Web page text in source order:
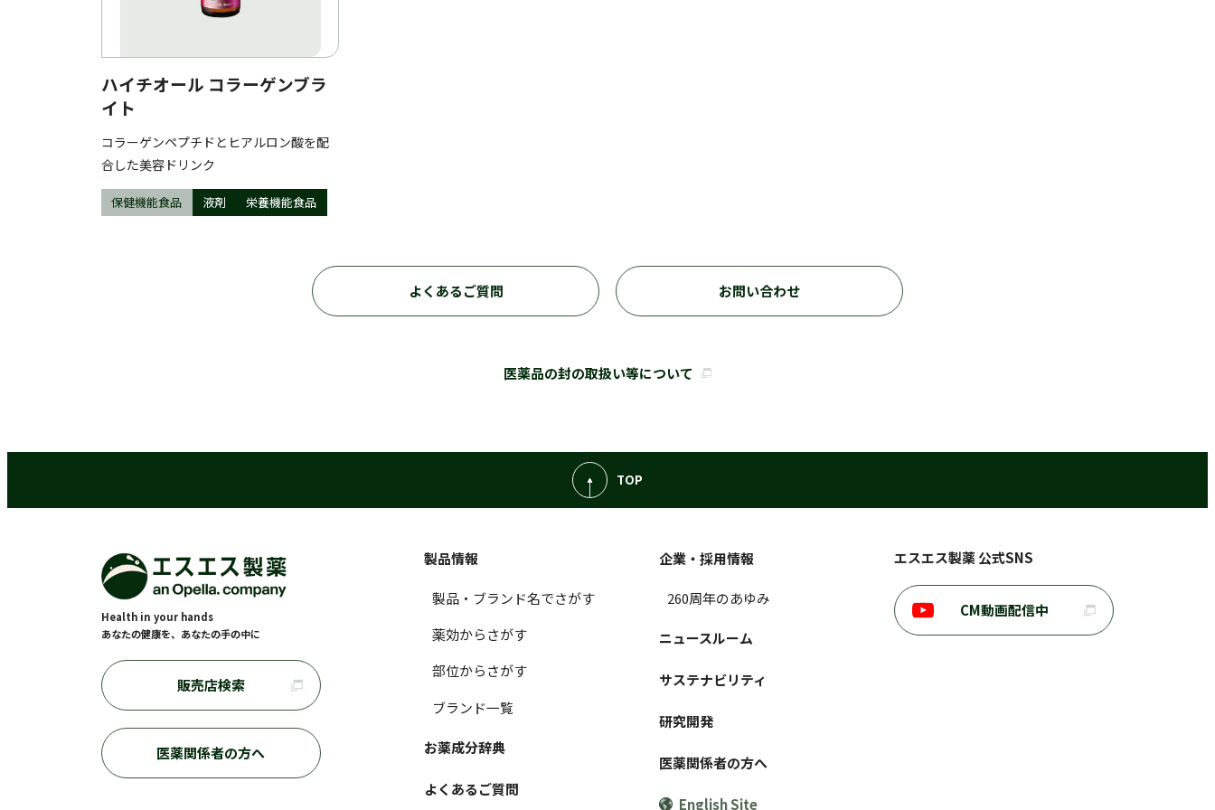
ハイチオール コラーゲンブラ
イト
コラーゲンペプチドとヒアルロン酸を配
合した美容ドリンク
保健機能食品 液剤 栄養機能食品
よくあるご質問 お問い合わせ
医薬品の封の取扱い等について
TOP
Health in your hands
あなたの健康を、あなたの手の中に
販売店検索
医薬関係者の方へ
製品情報
製品・ブランド名でさがす
薬効からさがす
部位からさがす
ブランド一覧
お薬成分辞典
よくあるご質問
企業・採用情報
260周年のあゆみ
ニュースルーム
サステナビリティ
研究開発
医薬関係者の方へ
English Site
エスエス製薬 公式SNS
CM動画配信中